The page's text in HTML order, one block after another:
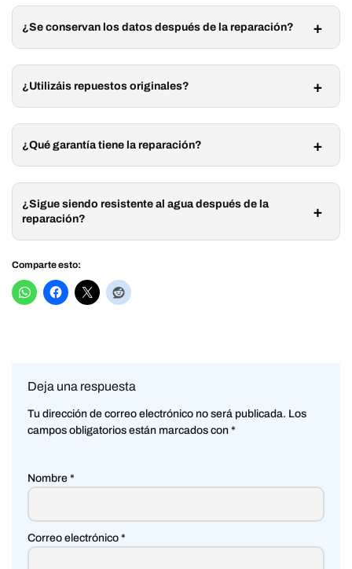
¿Se conservan los datos después de la reparación?
¿Utilizáis repuestos originales?
¿Qué garantía tiene la reparación?
¿Sigue siendo resistente al agua después de la
reparación?
Comparte esto:
Deja una respuesta
Tu dirección de correo electrónico no será publicada. Los
campos obligatorios están marcados con *
Nombre *
Correo electrónico *